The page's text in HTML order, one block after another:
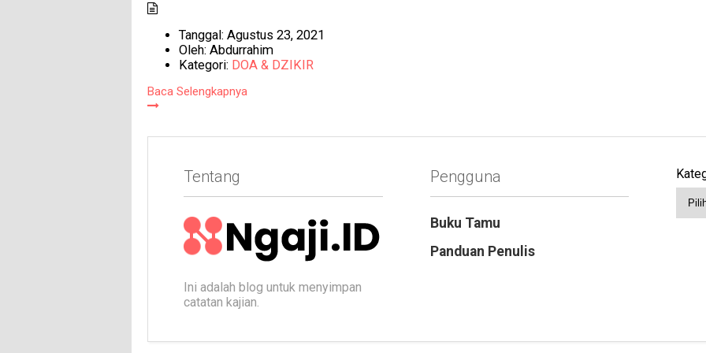
Tanggal: Agustus 23, 2021
Oleh: Abdurrahim
Kategori: DOA & DZIKIR
Baca Selengkapnya
Tentang
Ini adalah blog untuk menyimpan
catatan kajian.
Pengguna
Buku Tamu
Panduan Penulis